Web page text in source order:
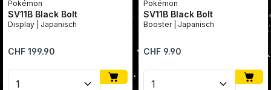
Pokémon
SV11B Black Bolt
Display | Japanisch
Regulärer Preis:
CHF 199.90
Produkt Anzahl: Gib den gewünschten Wert ein
Pokémon
SV11B Black Bolt
Booster | Japanisch
Regulärer Preis:
CHF 9.90
Produkt Anzahl: Gib